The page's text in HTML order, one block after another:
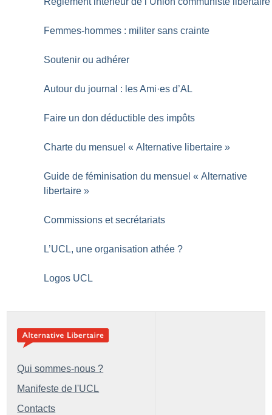
Femmes-hommes : militer sans crainte
Soutenir ou adhérer
Autour du journal : les Ami·es d’AL
Faire un don déductible des impôts
Charte du mensuel « Alternative libertaire »
Guide de féminisation du mensuel « Alternative
libertaire »
Commissions et secrétariats
L’UCL, une organisation athée ?
Logos UCL
Qui sommes-nous ?
Manifeste de l'UCL
Contacts